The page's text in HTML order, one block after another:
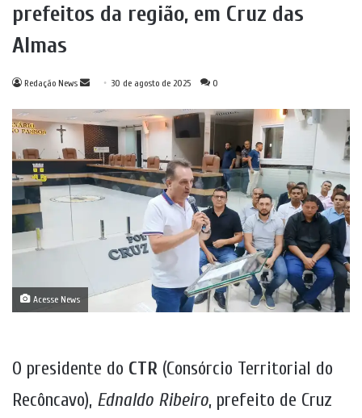
prefeitos da região, em Cruz das
Almas
Redação News
Mande
e-
mail
30 de agosto de 2025 0
Acesse News
O presidente do CTR (Consórcio Territorial do
Recôncavo), Ednaldo Ribeiro, prefeito de Cruz